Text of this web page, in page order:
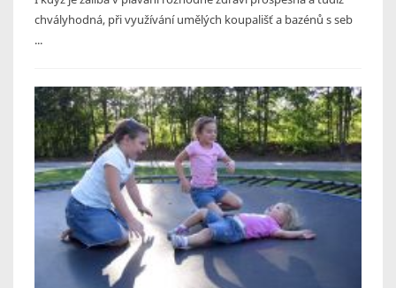
chvályhodná, při využívání umělých koupališť a bazénů s seb
...